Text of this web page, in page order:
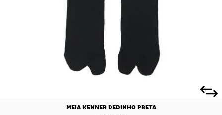
MEIA KENNER DEDINHO PRETA